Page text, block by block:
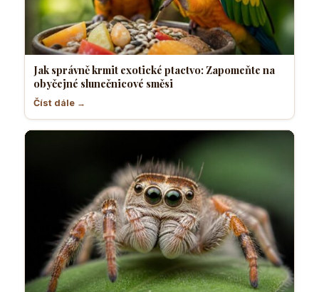
Jak správně krmit exotické ptactvo: Zapomeňte na
obyčejné slunečnicové směsi
Číst dále →